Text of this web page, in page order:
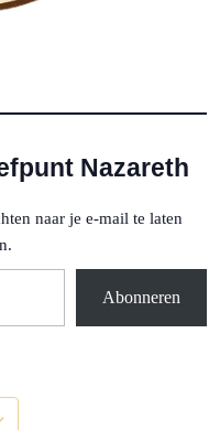
Nazareth
naar je e-mail te laten
Abonneren